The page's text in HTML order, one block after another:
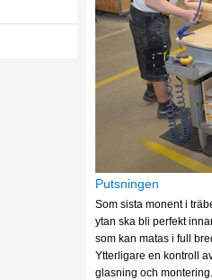
Putsningen
Som sista monent i
ytan ska bli perfekt
som kan matas i full
Ytterligare en kontroll
glasning och montering.